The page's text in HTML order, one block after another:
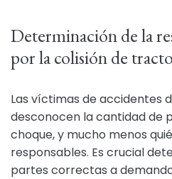
Determinación de la
por la colisión de
Las víctimas de accidentes
desconocen la cantidad de
choque, y mucho menos
responsables. Es crucial
partes correctas a